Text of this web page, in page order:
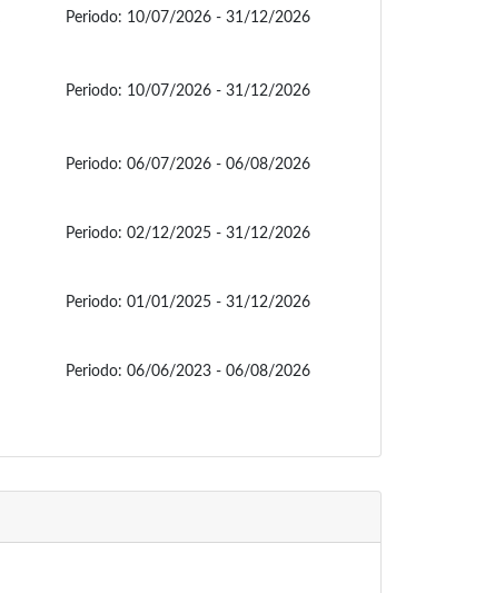
Periodo: 10/07/2026 - 31/12/2026
Periodo: 10/07/2026 - 31/12/2026
Periodo: 06/07/2026 - 06/08/2026
Periodo: 02/12/2025 - 31/12/2026
Periodo: 01/01/2025 - 31/12/2026
Periodo: 06/06/2023 - 06/08/2026